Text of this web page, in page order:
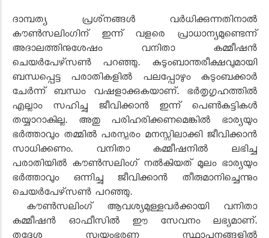
ദാമ്പത്യ പ്രശ്‌നങ്ങള്‍ വര്‍ധിക്കുന്നതിനാല്‍
കൗണ്‍സലിംഗിന് ഇന്ന് വളരെ പ്രാധാന്യമുണ്ടെന്ന്
അദാലത്തിനുശേഷം വനിതാ കമ്മീഷന്‍
ചെയര്‍പേഴ്‌സണ്‍ പറഞ്ഞു. കുടുംബാന്തരീക്ഷവുമായി
ബന്ധപ്പെട്ട പരാതികളില്‍ പലപ്പോഴും കുടുംബക്കാര്‍
ചേര്‍ന്ന് ബന്ധം വഷളാക്കുകയാണ്. ഭര്‍തൃഗൃഹത്തില്‍
എല്ലാം സഹിച്ചു ജീവിക്കാന്‍ ഇന്ന് പെണ്‍കുട്ടികള്‍
തയ്യാറാകില്ല. അതു പരിഹരിക്കണമെങ്കില്‍ ഭാര്യയും
ഭര്‍ത്താവും തമ്മില്‍ പരസ്പരം മനസ്സിലാക്കി ജീവിക്കാന്‍
സാധിക്കണം. വനിതാ കമ്മീഷനില്‍ ലഭിച്ച
പരാതിയില്‍ കൗണ്‍സലിംഗ് നല്‍കിയത് മൂലം ഭാര്യയും
ഭര്‍ത്താവും ഒന്നിച്ചു ജീവിക്കാന്‍ തീരുമാനിച്ചെന്നും
ചെയര്‍പേഴ്‌സണ്‍ പറഞ്ഞു.
കൗണ്‍സലിംഗ് ആവശ്യമുള്ളവര്‍ക്കായി വനിതാ
കമ്മീഷന്‍ ഓഫീസില്‍ ഈ സേവനം ലഭ്യമാണ്.